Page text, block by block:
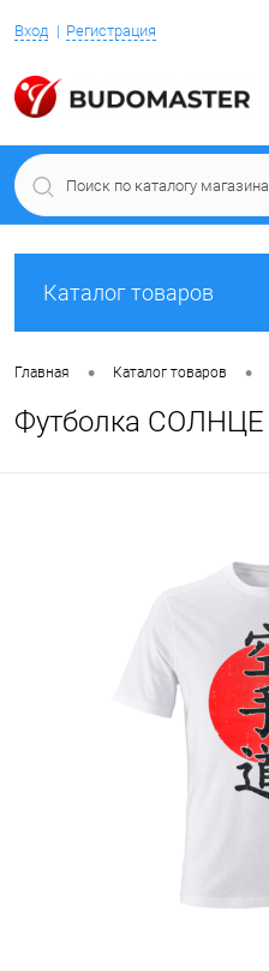
Вход Регистрация
Каталог товаров
Главная • Каталог товаров •
Футболка СОЛНЦЕ